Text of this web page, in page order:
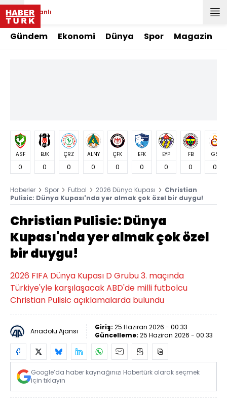
Canlı
Gündem Ekonomi Dünya Spor Magazin
ASF
0
BJK
0
ÇRZ
0
ALNY
0
ÇFK
0
EFK
0
EYP
0
FB
0
GS
0
Haberler Spor Futbol 2026 Dünya Kupası
Christian
Pulisic: Dünya Kupası'nda yer almak çok özel bir duygu!
Christian Pulisic: Dünya
Kupası'nda yer almak çok özel
bir duygu!
2026 FIFA Dünya Kupası D Grubu 3. maçında
Türkiye'yle karşılaşacak ABD'de milli futbolcu
Christian Pulisic açıklamalarda bulundu
Anadolu Ajansı Giriş: 25 Haziran 2026 - 00:33
Güncelleme: 25 Haziran 2026 - 00:33
Google’da haber kaynağınızı Habertürk olarak seçmek
için tıklayın